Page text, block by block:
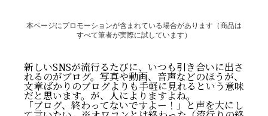
本ページにプロモーションが含まれている場合があります（商品は
すべて筆者が実際に試しています）
新しいSNSが流行るたびに、いつも引き合いに出さ
れるのがブログ。写真や動画、音声などのほうが、
文章ばかりのブログよりも手軽に見れるという意味
だと思います。が、人によりますよね。
「ブログ、終わってないですよー！」と声を大にし